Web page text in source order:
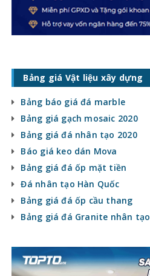
Bảng giá Vật liệu xây dựng
Bảng báo giá đá marble
Bảng giá gạch mosaic 2020
Bảng giá đá nhân tạo 2020
Báo giá keo dán Mova
Bảng giá đá ốp mặt tiền
Đá nhân tạo Hàn Quốc
Bảng giá đá ốp cầu thang
Bảng giá đá Granite nhân tạo